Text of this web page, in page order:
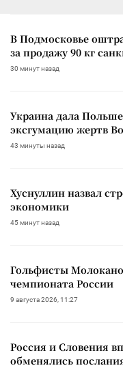
В Подмосковье
за продажу 90 кг
30 минут назад
Украина дала
эксгумацию жертв
43 минуты назад
Хуснуллин назвал
экономики
45 минут назад
Гольфисты
чемпионата России
9 августа 2026, 11:27
Россия и Словения
обменялись